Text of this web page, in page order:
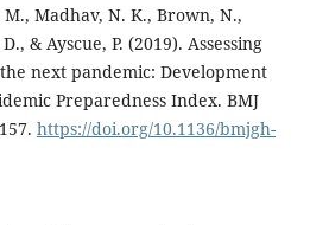
Madhav, N. K., Brown, N.,
& Ayscue, P. (2019). Assessing
next pandemic: Development
Preparedness Index. BMJ
https://doi.org/10.1136/bmjgh-